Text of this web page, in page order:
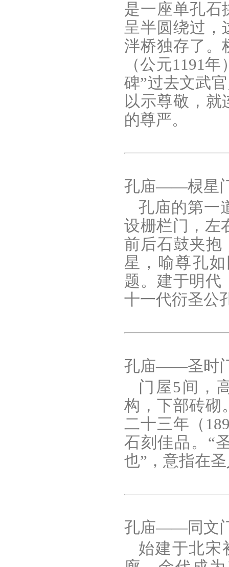
是一座单孔石
呈半圆绕过，
泮桥独存了。
（公元1191
碑”过去文武
以示尊敬，就
的尊严。
孔庙——棂星
孔庙的第一
设栅栏门，左
前后石鼓夹抱
星，喻尊孔
题。建于明代
十一代衍圣公
孔庙——圣时
门屋5间，
构，下部砖砌
二十三年（
石刻佳品。“
也”，意指在
孔庙——同文
始建于北宋